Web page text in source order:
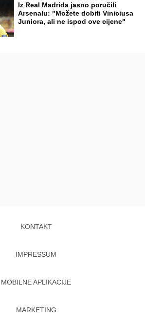
Iz Real Madrida jasno poručili
Arsenalu: "Možete dobiti Viniciusa
Juniora, ali ne ispod ove cijene"
KONTAKT
IMPRESSUM
MOBILNE APLIKACIJE
MARKETING